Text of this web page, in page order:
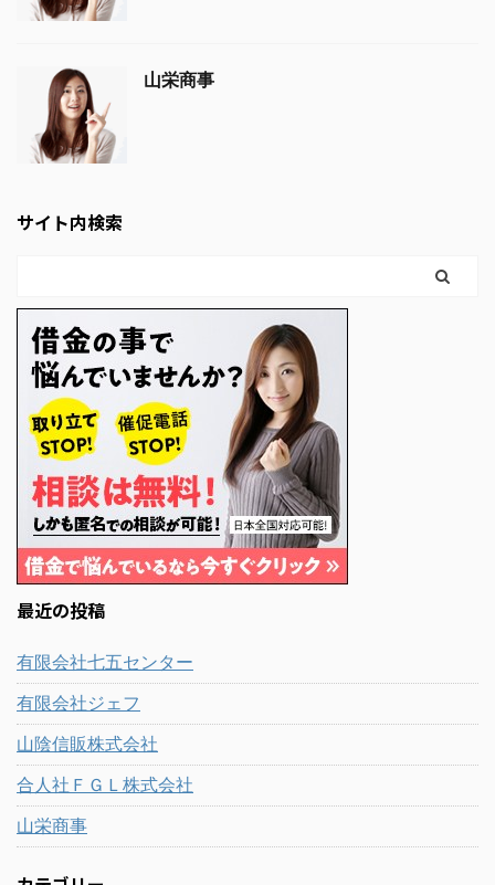
山栄商事
サイト内検索
最近の投稿
有限会社七五センター
有限会社ジェフ
山陰信販株式会社
合人社ＦＧＬ株式会社
山栄商事